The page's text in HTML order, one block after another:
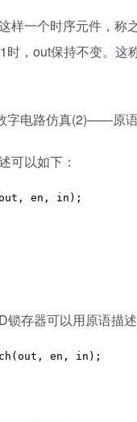
一个时序元件，称
时，out保持不变。这
以如下：
存器可以用原语描述